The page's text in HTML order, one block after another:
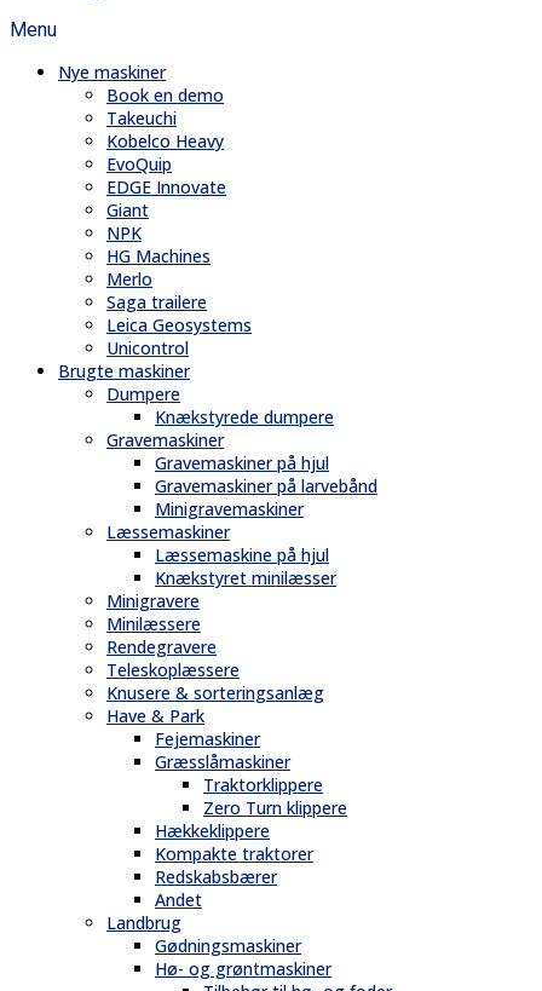
Menu
Nye maskiner
Book en demo
Takeuchi
Kobelco Heavy
EvoQuip
EDGE Innovate
Giant
NPK
HG Machines
Merlo
Saga trailere
Leica Geosystems
Unicontrol
Brugte maskiner
Dumpere
Knækstyrede dumpere
Gravemaskiner
Gravemaskiner på hjul
Gravemaskiner på larvebånd
Minigravemaskiner
Læssemaskiner
Læssemaskine på hjul
Knækstyret minilæsser
Minigravere
Minilæssere
Rendegravere
Teleskoplæssere
Knusere & sorteringsanlæg
Have & Park
Fejemaskiner
Græsslåmaskiner
Traktorklippere
Zero Turn klippere
Hækkeklippere
Kompakte traktorer
Redskabsbærer
Andet
Landbrug
Gødningsmaskiner
Hø- og grøntmaskiner